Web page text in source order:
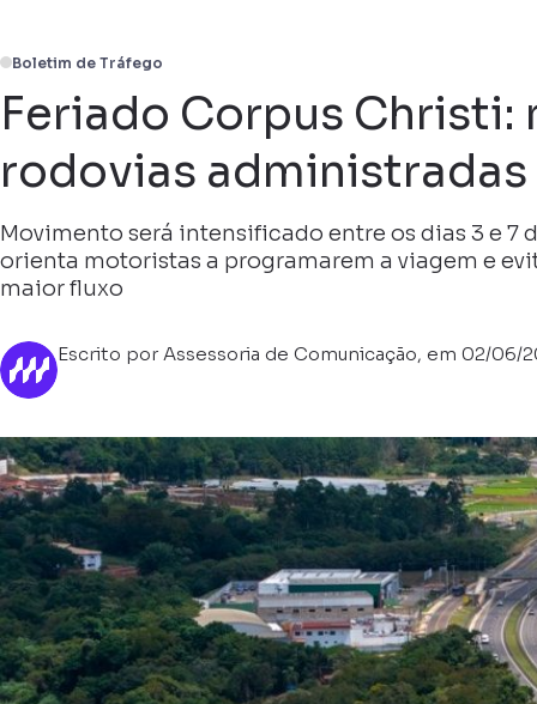
Boletim de Tráfego
Feriado Corpus
rodovias administradas
Movimento será intensificado entre os dias 3 e 7
orienta motoristas a programarem a viagem e
maior fluxo
Escrito por Assessoria de Comunicação, em 02/06/